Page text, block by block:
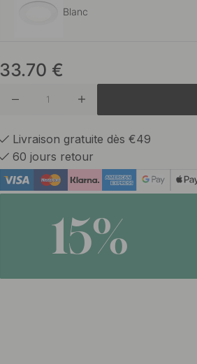
Blanc
33.70 €
Livraison gratuite dès €49
60 jours retour
15%